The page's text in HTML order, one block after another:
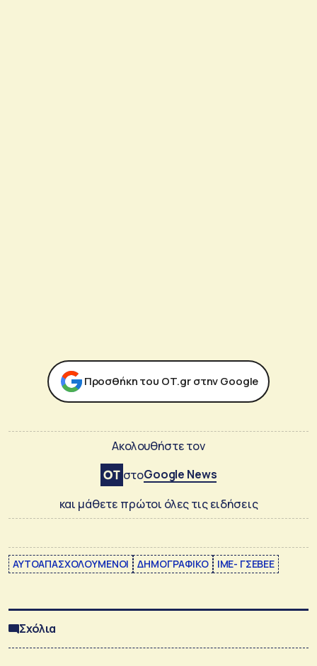
Προσθήκη του ΟΤ.gr στην Google
Ακολουθήστε τον
στοGoogle News
και μάθετε πρώτοι όλες τις ειδήσεις
ΑΥΤΟΑΠΑΣΧΟΛΟΥΜΕΝΟΙ ΔΗΜΟΓΡΑΦΙΚΟ ΙΜΕ- ΓΣΕΒΕΕ
Σχόλια